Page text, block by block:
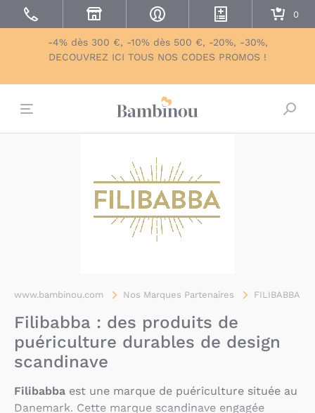
-4% dès 300 €, -10% dès 500 €, -20%, -30%,
DECOUVREZ ICI TOUS NOS CODES PROMOS !
www.bambinou.com Nos Marques Partenaires FILIBABBA
Filibabba : des produits de
puériculture durables de design
scandinave
Filibabba est une marque de puériculture située au
Danemark. Cette marque scandinave engagée